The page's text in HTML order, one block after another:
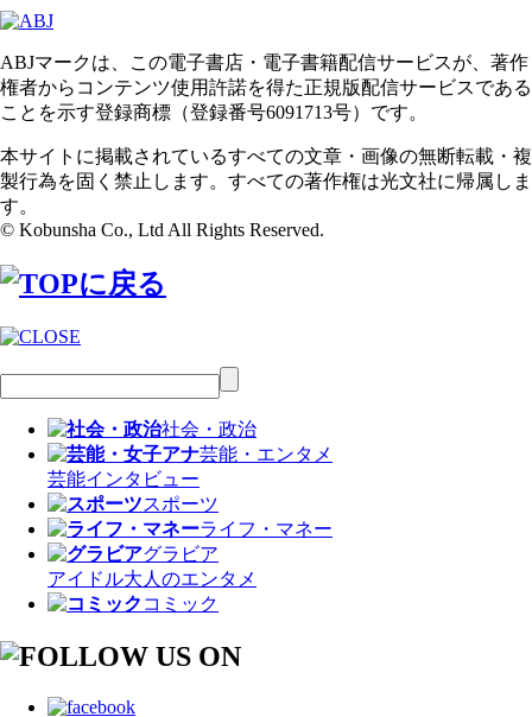
ABJマークは、この電子書店・電子書籍配信サービスが、著作
権者からコンテンツ使用許諾を得た正規版配信サービスである
ことを示す登録商標（登録番号6091713号）です。
本サイトに掲載されているすべての文章・画像の無断転載・複
製行為を固く禁止します。すべての著作権は光文社に帰属しま
す。
© Kobunsha Co., Ltd All Rights Reserved.
社会・政治
芸能・エンタメ
芸能インタビュー
スポーツ
ライフ・マネー
グラビア
アイドル大人のエンタメ
コミック